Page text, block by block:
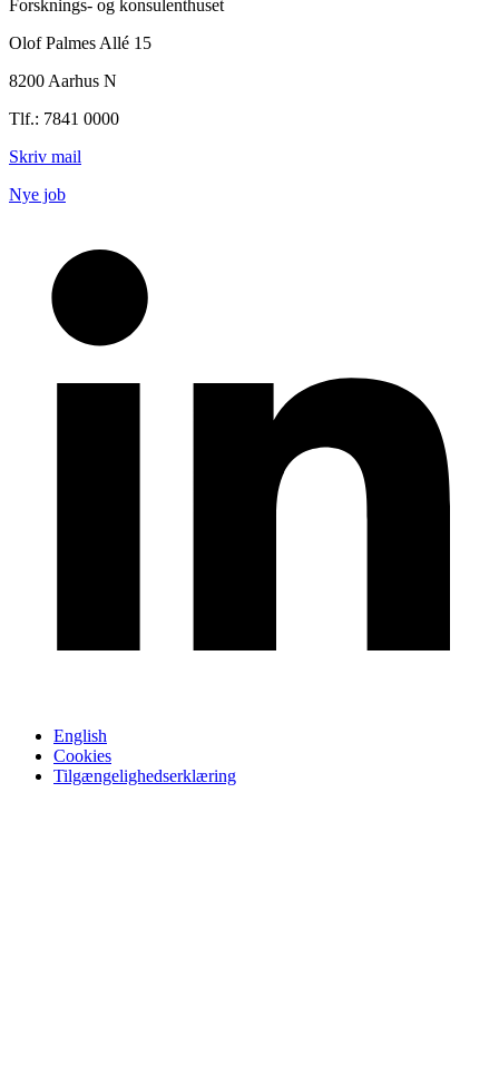
Forsknings- og konsulenthuset
Olof Palmes Allé 15
8200 Aarhus N
Tlf.: 7841 0000
Skriv mail
Nye job
English
Cookies
Tilgængelighedserklæring